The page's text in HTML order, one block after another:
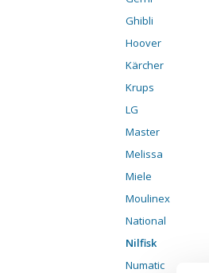
Ghibli
Hoover
Kärcher
Krups
LG
Master
Melissa
Miele
Moulinex
National
Nilfisk
Numatic